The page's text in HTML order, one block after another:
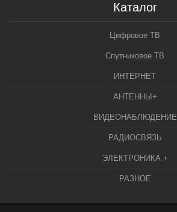
Каталог
Цифровое ТВ
Спутниковое ТВ
ИНТЕРНЕТ
АНТЕННЫ+
ВИДЕОНАБЛЮДЕНИЕ
РАДИОСВЯЗЬ
ЭЛЕКТРОНИКА +
РАЗНОЕ